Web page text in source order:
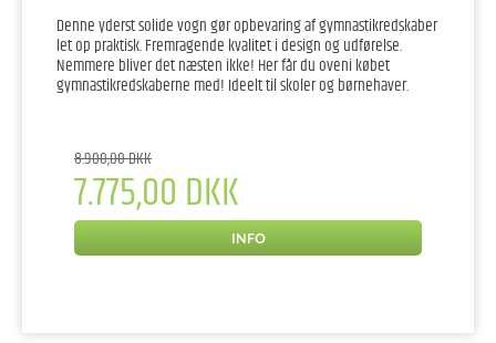
Denne yderst solide vogn gør opbevaring af gymnastikredskaber
let op praktisk. Fremragende kvalitet i design og udførelse.
Nemmere bliver det næsten ikke! Her får du oveni købet
gymnastikredskaberne med! Ideelt til skoler og børnehaver.
8.900,00 DKK
7.775,00 DKK
INFO